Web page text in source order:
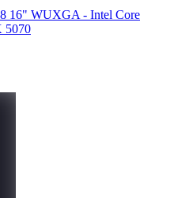
16" WUXGA - Intel Core
5070